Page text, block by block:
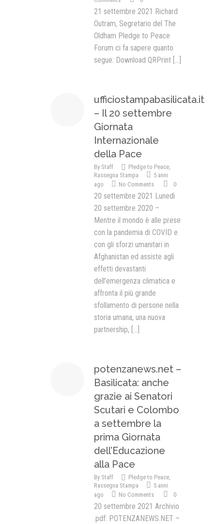
21 settembre 2021 Richard
Outram, Segretario del The
Oldham Pledge to Peace
Forum ci fa sapere quanto
segue: Download QRPrint [...]
ufficiostampabasilicata.it
– Il 20 settembre
Giornata
Internazionale
della Pace
By Staff Pledge to Peace,
Rassegna Stampa
5 anni
ago
No Comments 0
20 settembre 2021 Lunedì
20 settembre 2020 –
Mentre il mondo è alle prese
con la pandemia di COVID e
con gli sforzi umanitari in
Afghanistan ed assiste agli
effetti devastanti
dell’emergenza climatica e
affronta il più grande
sfollamento di persone nella
storia umana, una nuova
partnership, [...]
potenzanews.net –
Basilicata: anche
grazie ai Senatori
Scutari e Colombo
a settembre la
prima Giornata
dell’Educazione
alla Pace
By Staff Pledge to Peace,
Rassegna Stampa
5 anni
ago
No Comments 0
20 settembre 2021 Archivio
.pdf: POTENZANEWS.NET –